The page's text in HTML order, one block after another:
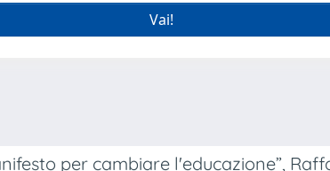
per cambiare l'educazione”,